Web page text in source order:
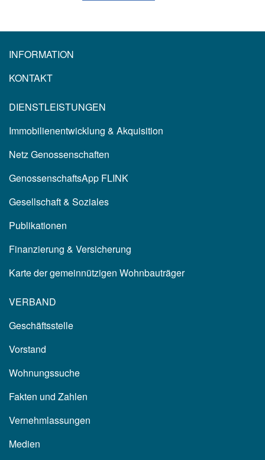
INFORMATION
KONTAKT
DIENSTLEISTUNGEN
Immobilienentwicklung & Akquisition
Netz Genossenschaften
GenossenschaftsApp FLINK
Gesellschaft & Soziales
Publikationen
Finanzierung & Versicherung
Karte der gemeinnützigen Wohnbauträger
VERBAND
Geschäftsstelle
Vorstand
Wohnungssuche
Fakten und Zahlen
Vernehmlassungen
Medien